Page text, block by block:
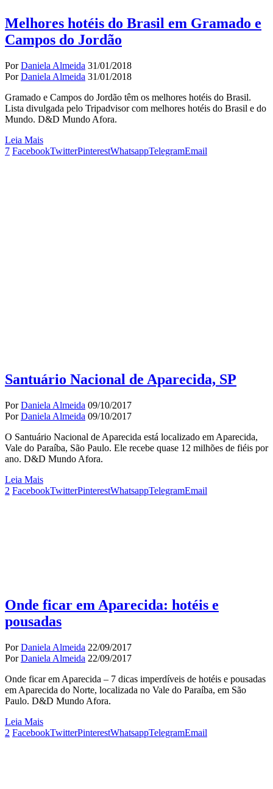
Melhores hotéis do Brasil em Gramado e
Campos do Jordão
PorDaniela Almeida 31/01/2018
PorDaniela Almeida 31/01/2018
Gramado e Campos do Jordão têm os melhores hotéis do Brasil.
Lista divulgada pelo Tripadvisor com melhores hotéis do Brasil e do
Mundo. D&D Mundo Afora.
Leia Mais
7 FacebookTwitterPinterestWhatsappTelegramEmail
Santuário Nacional de Aparecida, SP
PorDaniela Almeida 09/10/2017
PorDaniela Almeida 09/10/2017
O Santuário Nacional de Aparecida está localizado em Aparecida,
Vale do Paraíba, São Paulo. Ele recebe quase 12 milhões de fiéis por
ano. D&D Mundo Afora.
Leia Mais
2 FacebookTwitterPinterestWhatsappTelegramEmail
Onde ficar em Aparecida: hotéis e
pousadas
PorDaniela Almeida 22/09/2017
PorDaniela Almeida 22/09/2017
Onde ficar em Aparecida – 7 dicas imperdíveis de hotéis e pousadas
em Aparecida do Norte, localizada no Vale do Paraíba, em São
Paulo. D&D Mundo Afora.
Leia Mais
2 FacebookTwitterPinterestWhatsappTelegramEmail